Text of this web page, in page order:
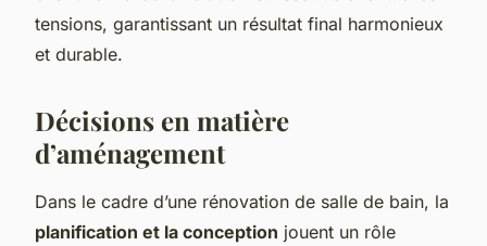
tensions, garantissant un résultat final harmonieux
et durable.
Décisions en matière
d’aménagement
Dans le cadre d’une rénovation de salle de bain, la
planification et la conception jouent un rôle